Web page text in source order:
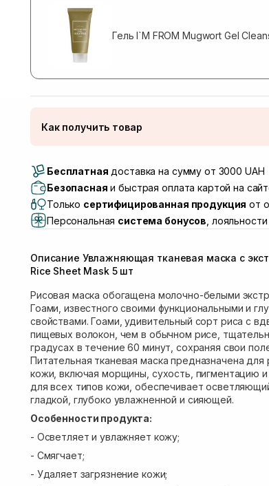
Гель I`M FROM Mugwort Gel
Как получить товар
Самовывоз г. Луцк, Винниченка 4
Самовывоз г. Львов, ул. Академика
Самовывоз Львов (Ивана Франко 36)
Самовывоз г. Львов ул. Степана Бандеры 43
Самовывоз г. Ровно, ул. Кулика и Гудачека
Бесплатная доставка на сумму от 3000 UAH
Безопасная и быстрая оплата картой на
Только сертифицированная продукция от
Персональная система бонусов ,
Описание Увлажняющая тканевая маска с
Rice Sheet Mask 5 шт
Рисовая маска обогащена молочно-белыми
Гоами, известного своими функциональными и
свойствами. Гоами, удивительный сорт риса с
пищевых волокон, чем в обычном рисе,
градусах в течение 60 минут, сохраняя свои
Питательная тканевая маска предназначена
кожи, включая морщины, сухость, пигментацию
для всех типов кожи, обеспечивает
гладкой, глубоко увлажненной и сияющей.
Особенности продукта:
- Осветляет и увлажняет кожу;
- Смягчает;
- Удаляет загрязнение кожи;